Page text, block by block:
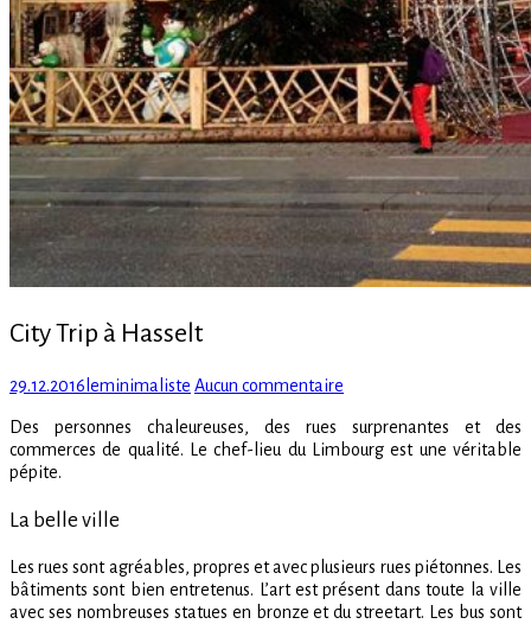
City Trip à Hasselt
Posted
29.12.2016 Author
leminimaliste Aucun commentaire
Trip
à
Des personnes chaleureuses, des rues surprenantes et des
commerces de qualité. Le chef-lieu du Limbourg est une véritable
pépite.
La belle ville
Les rues sont agréables, propres et avec plusieurs rues piétonnes. Les
bâtiments sont bien entretenus. L’art est présent dans toute la ville
avec ses nombreuses statues en bronze et du streetart. Les bus sont